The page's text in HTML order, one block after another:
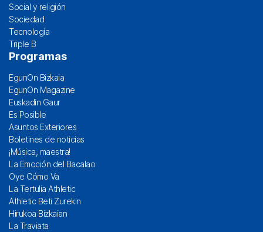
Social y religión
Sociedad
Tecnología
Triple B
Programas
EgunOn Bizkaia
EgunOn Magazine
Euskadin Gaur
Es Posible
Asuntos Exteriores
Boletines de noticias
¡Música, maestra!
La Emoción del Bacalao
Oye Cómo Va
La Tertulia Athletic
Athletic Beti Zurekin
Hirukoa Bizkaian
La Traviata